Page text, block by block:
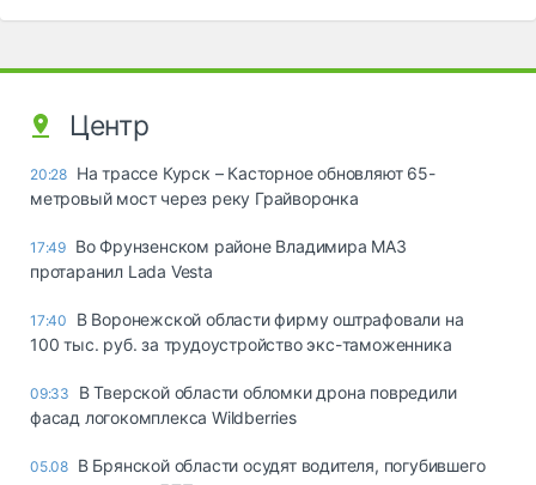
Центр
20:28 На трассе Курск – Касторное обновляют 65-
метровый мост через реку Грайворонка
17:49 Во Фрунзенском районе Владимира МАЗ
протаранил Lada Vesta
17:40
В Воронежской области фирму оштрафовали на
100 тыс. руб. за трудоустройство экс-таможенника
09:33
В Тверской области обломки дрона повредили
фасад логокомплекса Wildberries
05.08 В Брянской области осудят водителя, погубившего